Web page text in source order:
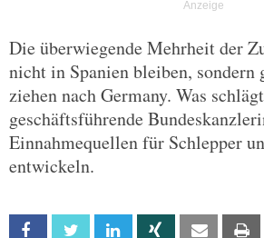
Die überwiegende Mehrheit der
nicht in Spanien bleiben, sondern
ziehen nach Germany. Was
geschäftsführende
Einnahmequellen für Schlepper
entwickeln.
Facebook Twitter Linkedin Xing Email